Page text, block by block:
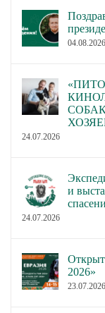
04.08.2026
24.07.2026
и
24.07.2026
2026»
23.07.2026